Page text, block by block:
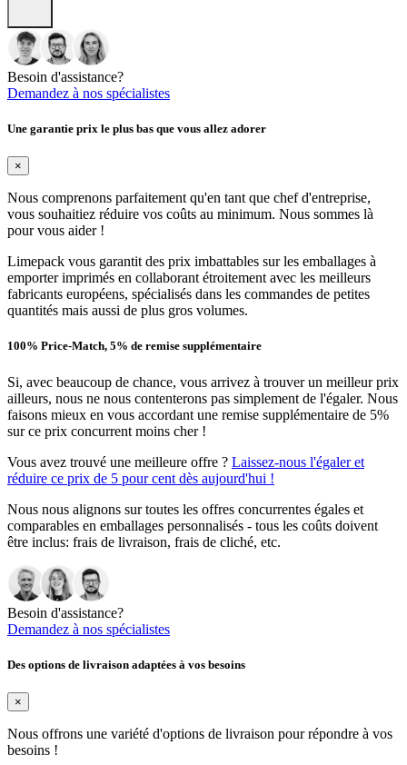
Besoin d'assistance?
Demandez à nos spécialistes
Une garantie prix le plus bas que vous allez adorer
×
Nous comprenons parfaitement qu'en tant que chef d'entreprise,
vous souhaitiez réduire vos coûts au minimum. Nous sommes là
pour vous aider !
Limepack vous garantit des prix imbattables sur les emballages à
emporter imprimés en collaborant étroitement avec les meilleurs
fabricants européens, spécialisés dans les commandes de petites
quantités mais aussi de plus gros volumes.
100% Price-Match, 5% de remise supplémentaire
Si, avec beaucoup de chance, vous arrivez à trouver un meilleur prix
ailleurs, nous ne nous contenterons pas simplement de l'égaler. Nous
faisons mieux en vous accordant une remise supplémentaire de 5%
sur ce prix concurrent moins cher !
Vous avez trouvé une meilleure offre ? Laissez-nous l'égaler et
réduire ce prix de 5 pour cent dès aujourd'hui !
Nous nous alignons sur toutes les offres concurrentes égales et
comparables en emballages personnalisés - tous les coûts doivent
être inclus: frais de livraison, frais de cliché, etc.
Besoin d'assistance?
Demandez à nos spécialistes
Des options de livraison adaptées à vos besoins
×
Nous offrons une variété d'options de livraison pour répondre à vos
besoins !